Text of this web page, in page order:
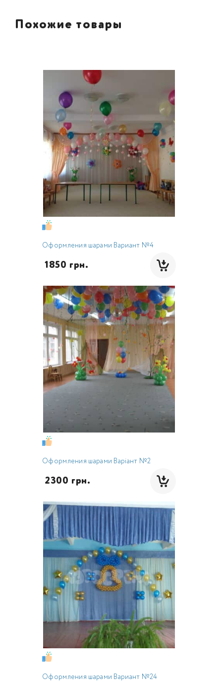
Похожие товары
Оформления шарами Вариант №4
1850 грн.
Оформления шарами Варіант №2
2300 грн.
Оформления шарами Вариант №24